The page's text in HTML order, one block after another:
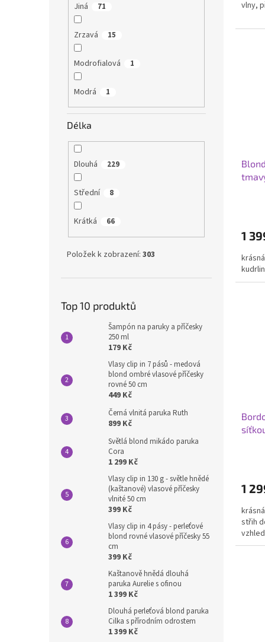
Jiná 71
Zrzavá 15
Modrofialová 1
Modrá 1
Délka
Dlouhá 229
Střední 8
Krátká 66
Položek k zobrazení: 303
Top 10 produktů
Šampón na paruky a příčesky
250 ml
179 Kč
Vlasy clip in 7 pásů - medová
blond ombré vlasové příčesky
rovné 50 cm
449 Kč
Černá vlnitá paruka Ruth
899 Kč
Světlá blond mikádo paruka
Cora
1 299 Kč
Vlasy clip in 130 g - světle hnědé
(kaštanové) vlasové příčesky
vlnité 50 cm
399 Kč
Vlasy clip in 4 pásy - perleťové
blond rovné vlasové příčesky 55
cm
399 Kč
Kaštanově hnědá dlouhá
paruka Aurelie s ofinou
1 399 Kč
Dlouhá perleťová blond paruka
Cilka s přírodním odrostem
1 399 Kč
vlny,
je
z
5
1
1
střih
vzhled